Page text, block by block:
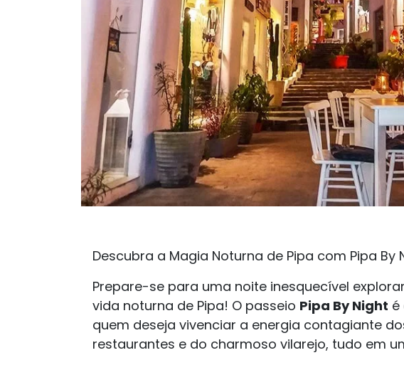
Descubra a Magia Noturna de Pipa com Pipa By
Prepare-se para uma noite inesquecível
vida noturna de Pipa! O passeio Pipa By Night é
quem deseja vivenciar a energia contagiante
restaurantes e do charmoso vilarejo, tudo em